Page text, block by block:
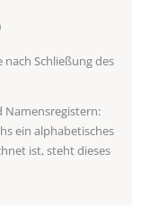
nach Schließung des
Namensregistern:
ein alphabetisches
ist, steht dieses